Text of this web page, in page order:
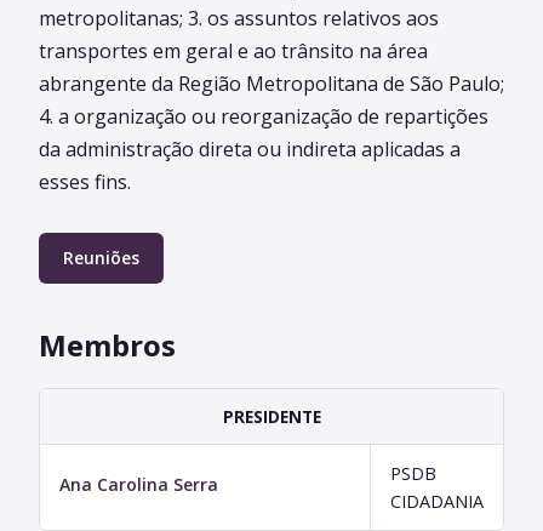
metropolitanas; 3. os assuntos relativos aos
transportes em geral e ao trânsito na área
abrangente da Região Metropolitana de São Paulo;
4. a organização ou reorganização de repartições
da administração direta ou indireta aplicadas a
esses fins.
Reuniões
Membros
PRESIDENTE
Ana Carolina Serra
PSDB
CIDADANIA